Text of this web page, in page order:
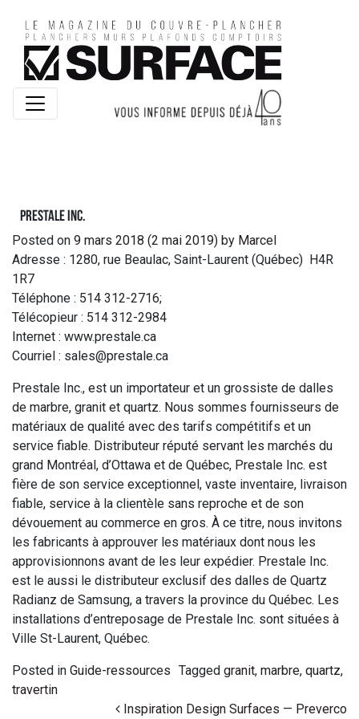
Prestale Inc.
Posted on 9 mars 2018 (2 mai 2019) by Marcel
Adresse : 1280, rue Beaulac, Saint-Laurent (Québec) H4R
1R7
Téléphone : 514 312-2716;
Télécopieur : 514 312-2984
Internet : www.prestale.ca
Courriel : sales@prestale.ca
Prestale Inc., est un importateur et un grossiste de dalles
de marbre, granit et quartz. Nous sommes fournisseurs de
matériaux de qualité avec des tarifs compétitifs et un
service fiable. Distributeur réputé servant les marchés du
grand Montréal, d’Ottawa et de Québec, Prestale Inc. est
fière de son service exceptionnel, vaste inventaire, livraison
fiable, service à la clientèle sans reproche et de son
dévouement au commerce en gros. À ce titre, nous invitons
les fabricants à approuver les matériaux dont nous les
approvisionnons avant de les leur expédier. Prestale Inc.
est le aussi le distributeur exclusif des dalles de Quartz
Radianz de Samsung, a travers la province du Québec. Les
installations d’entreposage de Prestale Inc. sont situées à
Ville St-Laurent, Québec.
Posted in Guide-ressources Tagged granit, marbre, quartz,
travertin
Inspiration Design Surfaces — Preverco